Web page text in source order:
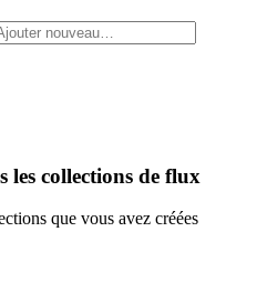
les collections de flux
que vous avez créées